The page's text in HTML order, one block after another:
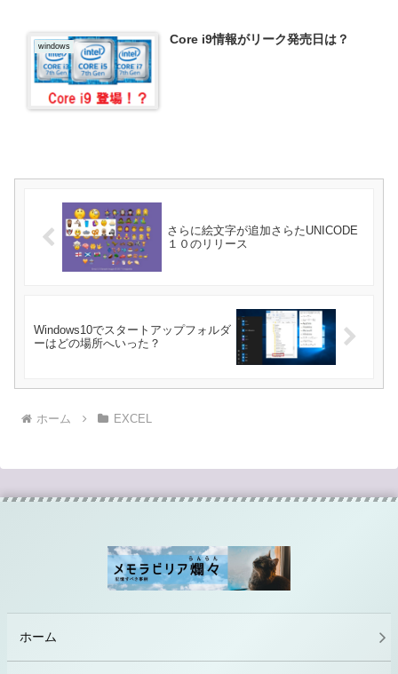
windows Core i9情報がリーク発売日は？
さらに絵文字が追加さらたUNICODE
１０のリリース
Windows10でスタートアップフォルダ
ーはどの場所へいった？
ホーム EXCEL
ホーム